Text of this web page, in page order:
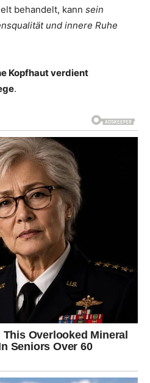
behandelt, kann sein
und innere Ruhe
Kopfhaut verdient
.